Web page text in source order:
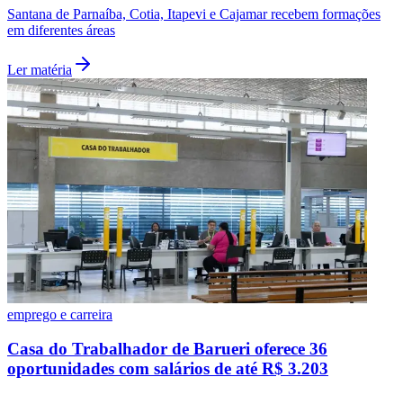
Santana de Parnaíba, Cotia, Itapevi e Cajamar recebem formações
em diferentes áreas
Ler matéria
emprego e carreira
Casa do Trabalhador de Barueri oferece 36
oportunidades com salários de até R$ 3.203